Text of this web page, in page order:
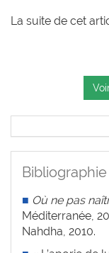
La suite de cet
Bibliographie
■ Où ne pas
Méditerranée,
Nahdha, 2010.